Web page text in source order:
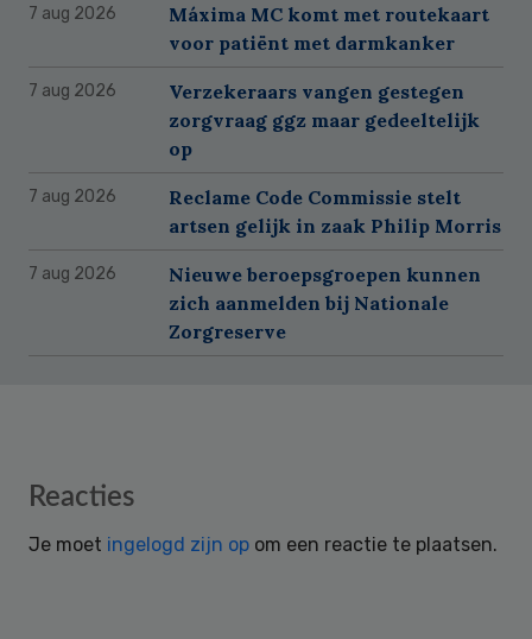
7 aug 2026
Máxima MC komt met routekaart
voor patiënt met darmkanker
7 aug 2026
Verzekeraars vangen gestegen
zorgvraag ggz maar gedeeltelijk
op
7 aug 2026
Reclame Code Commissie stelt
artsen gelijk in zaak Philip Morris
7 aug 2026
Nieuwe beroepsgroepen kunnen
zich aanmelden bij Nationale
Zorgreserve
Reader
Reacties
Je moet ingelogd zijn op om een reactie te plaatsen.